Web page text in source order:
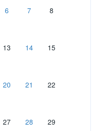
6 7
8
13 14
15
20 21
22
27 28
29